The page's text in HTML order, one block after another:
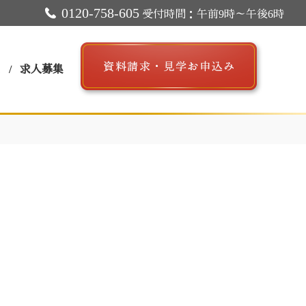
0120-758-605 受付時間：午前9時～午後6時
求人募集